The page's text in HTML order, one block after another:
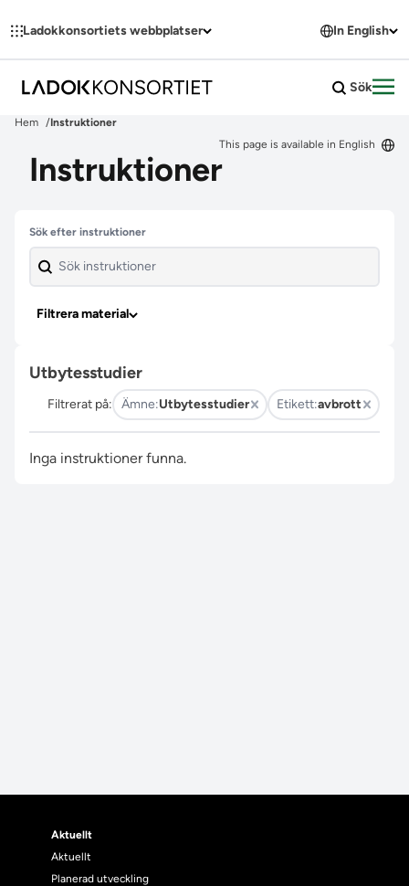
Ladokkonsortiets webbplatser In English
Sök
Hem
Instruktioner
This page is available in English
Instruktioner
Hoppa över filter
Sök efter instruktioner
Filtrera material
Utbytesstudier
Filtrerat på: Ämne:Utbytesstudier Etikett:avbrott
Inga instruktioner funna.
Aktuellt
Aktuellt
Planerad utveckling